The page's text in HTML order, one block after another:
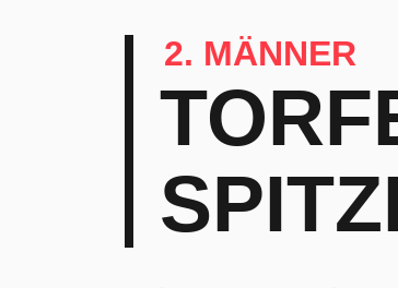
2. MÄNNER